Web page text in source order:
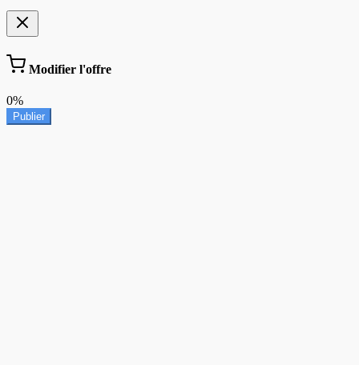
Modifier l'offre
0%
Publier